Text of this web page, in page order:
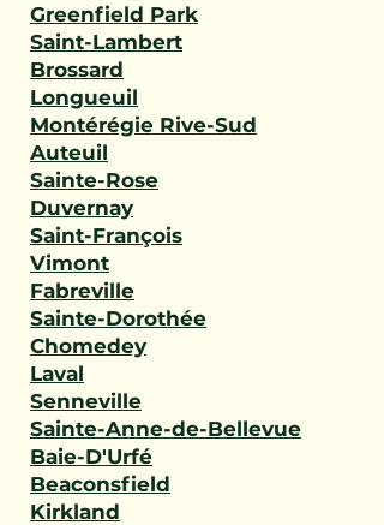
Greenfield Park
Saint-Lambert
Brossard
Longueuil
Montérégie Rive-Sud
Auteuil
Sainte-Rose
Duvernay
Saint-François
Vimont
Fabreville
Sainte-Dorothée
Chomedey
Laval
Senneville
Sainte-Anne-de-Bellevue
Baie-D'Urfé
Beaconsfield
Kirkland